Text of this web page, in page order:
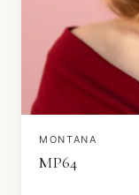
MONTANA
MP64